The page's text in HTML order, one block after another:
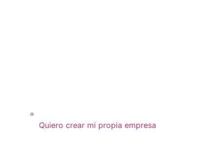
Quiero crear mi propia empresa